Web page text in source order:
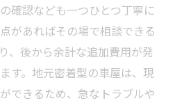
総合サポートの強みとは
い車屋の対応力
で急な故障も安心解決
ブルも車屋がすぐ対応
確認なども一つひとつ丁寧に
があればその場で相談できる
、後から余計な追加費用が発
す。地元密着型の車屋は、現
できるため、急なトラブルや